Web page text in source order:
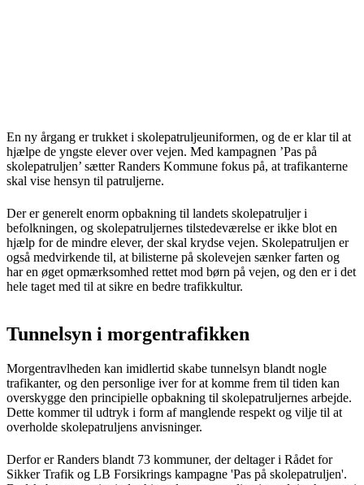
En ny årgang er trukket i skolepatruljeuniformen, og de er klar til at
hjælpe de yngste elever over vejen. Med kampagnen ’Pas på
skolepatruljen’ sætter Randers Kommune fokus på, at trafikanterne
skal vise hensyn til patruljerne.
Der er generelt enorm opbakning til landets skolepatruljer i
befolkningen, og skolepatruljernes tilstedeværelse er ikke blot en
hjælp for de mindre elever, der skal krydse vejen. Skolepatruljen er
også medvirkende til, at bilisterne på skolevejen sænker farten og
har en øget opmærksomhed rettet mod børn på vejen, og den er i det
hele taget med til at sikre en bedre trafikkultur.
Tunnelsyn i morgentrafikken
Morgentravlheden kan imidlertid skabe tunnelsyn blandt nogle
trafikanter, og den personlige iver for at komme frem til tiden kan
overskygge den principielle opbakning til skolepatruljernes arbejde.
Dette kommer til udtryk i form af manglende respekt og vilje til at
overholde skolepatruljens anvisninger.
Derfor er Randers blandt 73 kommuner, der deltager i Rådet for
Sikker Trafik og LB Forsikrings kampagne 'Pas på skolepatruljen'.